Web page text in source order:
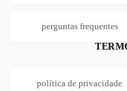
perguntas frequentes
política de privacidade